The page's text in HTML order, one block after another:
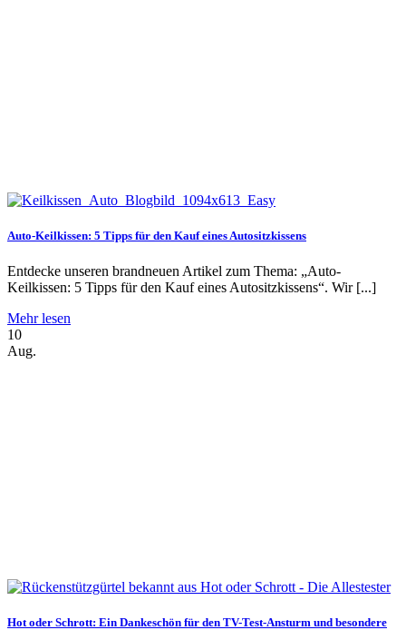
Auto-Keilkissen: 5 Tipps für den Kauf eines Autositzkissens
Entdecke unseren brandneuen Artikel zum Thema: „Auto-
Keilkissen: 5 Tipps für den Kauf eines Autositzkissens“. Wir [...]
Mehr lesen
10
Aug.
Hot oder Schrott: Ein Dankeschön für den TV-Test-Ansturm und besondere